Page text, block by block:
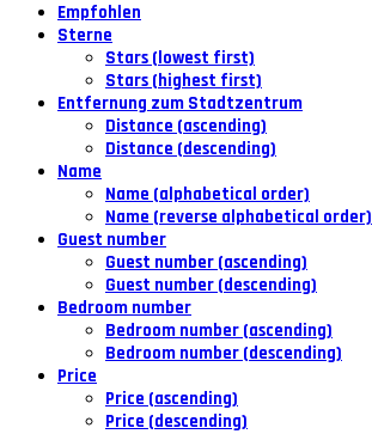
Empfohlen
Sterne
Stars (lowest first)
Stars (highest first)
Entfernung zum Stadtzentrum
Distance (ascending)
Distance (descending)
Name
Name (alphabetical order)
Name (reverse alphabetical order)
Guest number
Guest number (ascending)
Guest number (descending)
Bedroom number
Bedroom number (ascending)
Bedroom number (descending)
Price
Price (ascending)
Price (descending)